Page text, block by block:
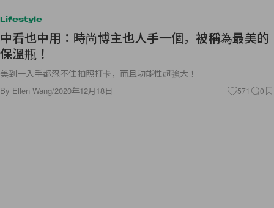
Lifestyle
中看也中用：時尚博主也人手一個，被稱為最美的
保溫瓶！
美到一入手都忍不住拍照打卡，而且功能性超強大！
By Ellen Wang/2020年12月18日 571 0